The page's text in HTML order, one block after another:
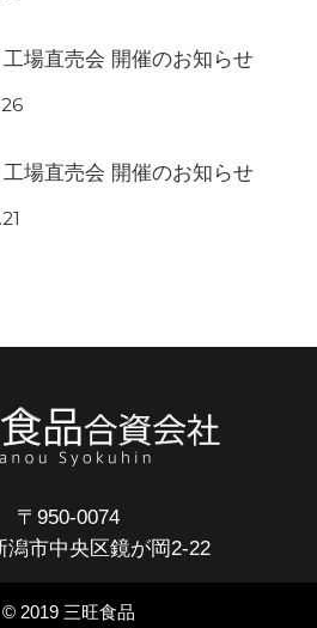
場直売会 開催のお知らせ
場直売会 開催のお知らせ
〒950-0074
潟市中央区鏡が岡2-22
© 2019 三旺食品